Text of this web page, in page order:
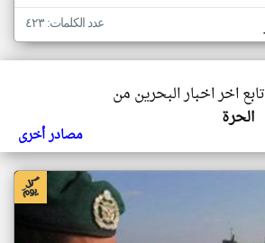
عدد الكلمات: ٤٢٣
تابع اخر اخبار البحرين من
الحرة
مصادر أخرى